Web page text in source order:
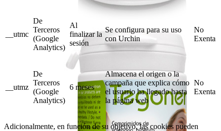
__utmc
De
Terceros
(Google
Analytics)
Al
finalizar la
sesión
Se configura para su uso
con Urchin
No
Exenta
__utmz
De
Terceros
(Google
Analytics)
6 meses
Almacena el origen o la
campaña que explica cómo
el usuario ha llegado hasta
la página web
No
Exenta
Adicionalmente, en función de su objetivo, las cookies pueden